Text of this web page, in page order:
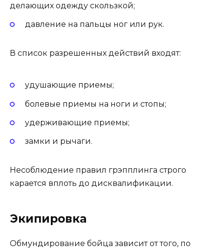
делающих одежду скользкой;
давление на пальцы ног или рук.
В список разрешенных действий входят:
удушающие приемы;
болевые приемы на ноги и стопы;
удерживающие приемы;
замки и рычаги.
Несоблюдение правил грэпплинга строго
карается вплоть до дисквалификации.
Экипировка
Обмундирование бойца зависит от того, по